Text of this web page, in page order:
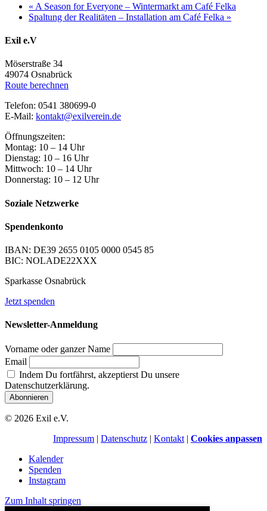
« A Season for Everyone – Wintermarkt am Café Felka
Spaltung der Realitäten – Installation am Café Felka »
Exil e.V
Möserstraße 34
49074 Osnabrück
Route berechnen
Telefon: 0541 380699-0
E-Mail: kontakt@exilverein.de
Öffnungszeiten:
Montag: 10 – 14 Uhr
Dienstag: 10 – 16 Uhr
Mittwoch: 10 – 14 Uhr
Donnerstag: 10 – 12 Uhr
Soziale Netzwerke
Spendenkonto
IBAN: DE39 2655 0105 0000 0545 85
BIC: NOLADE22XXX
Sparkasse Osnabrück
Jetzt spenden
Newsletter-Anmeldung
Vorname oder ganzer Name
Email
Indem Du fortfährst, akzeptierst Du unsere
Datenschutzerklärung.
© 2026 Exil e.V.
Impressum | Datenschutz | Kontakt | Cookies anpassen
Kalender
Spenden
Instagram
Zum Inhalt springen